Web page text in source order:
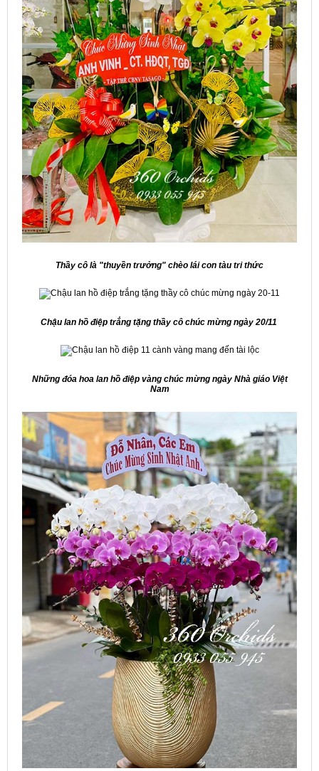
Thầy cô là "thuyền trưởng" chèo lái con tàu tri thức
Chậu lan hồ điệp trắng tặng thầy cô chúc mừng ngày 20/11
Những đóa hoa lan hồ điệp vàng chúc mừng ngày Nhà giáo Việt
Nam